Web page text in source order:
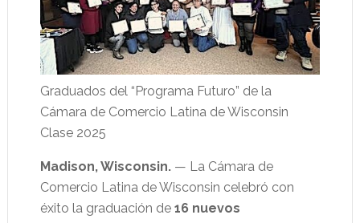
Graduados del “Programa Futuro” de la
Cámara de Comercio Latina de Wisconsin
Clase 2025
Madison, Wisconsin.— La Cámara de
Comercio Latina de Wisconsin celebró con
éxito la graduación de 16 nuevos